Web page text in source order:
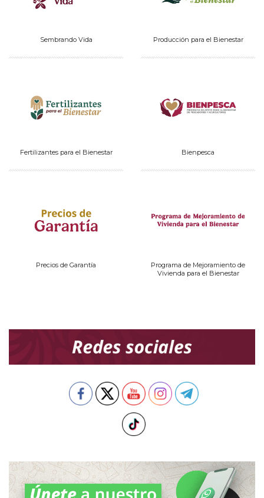
Sembrando Vida Producción para el Bienestar
Fertilizantes para el Bienestar Bienpesca
Precios de Garantía
Programa de Mejoramiento de
Vivienda para el Bienestar